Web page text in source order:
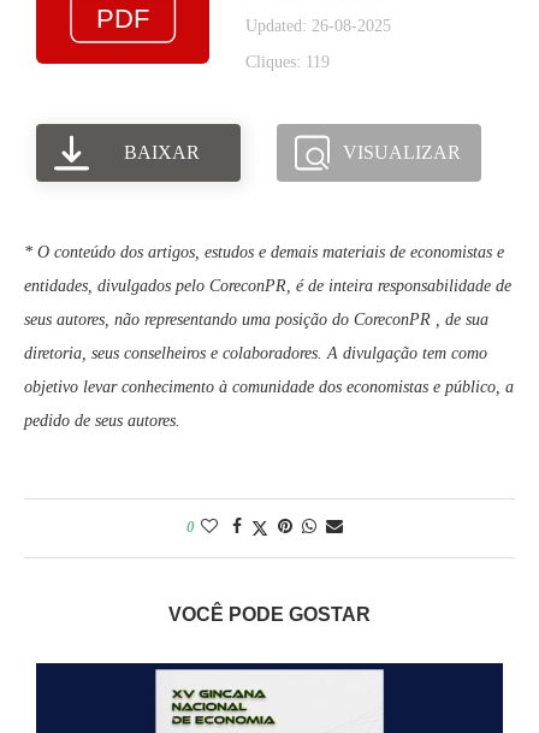
Updated: 26-08-2025
Cliques: 119
BAIXAR VISUALIZAR
* O conteúdo dos artigos, estudos e demais materiais de economistas e
entidades, divulgados pelo CoreconPR, é de inteira responsabilidade de
seus autores, não representando uma posição do CoreconPR , de sua
diretoria, seus conselheiros e colaboradores. A divulgação tem como
objetivo levar conhecimento à comunidade dos economistas e público, a
pedido de seus autores.
0
VOCÊ PODE GOSTAR